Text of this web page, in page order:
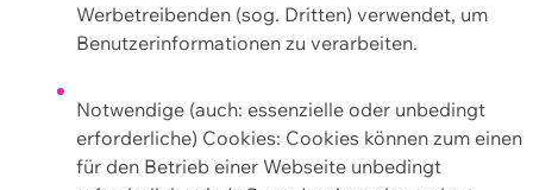
Werbetreibenden (sog. Dritten) verwendet, um
Benutzerinformationen zu verarbeiten.
Notwendige (auch: essenzielle oder unbedingt
erforderliche) Cookies: Cookies können zum einen
für den Betrieb einer Webseite unbedingt